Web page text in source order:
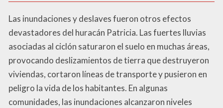
Las inundaciones y deslaves fueron otros efectos
devastadores del huracán Patricia. Las fuertes lluvias
asociadas al ciclón saturaron el suelo en muchas áreas,
provocando deslizamientos de tierra que destruyeron
viviendas, cortaron líneas de transporte y pusieron en
peligro la vida de los habitantes. En algunas
comunidades, las inundaciones alcanzaron niveles